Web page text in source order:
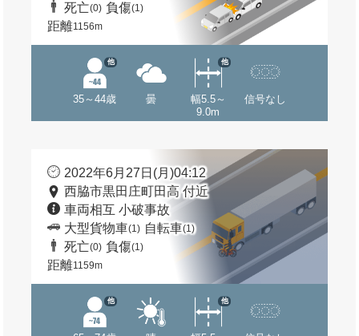
死亡(0) 負傷(1)
距離1156m
35～44歳
他
曇
幅5.5～
9.0m
他
信号なし
2022年6月27日(月)04:12
西脇市黒田庄町田高 付近
車両相互 小破事故
大型貨物車(1) 自転車(1)
死亡(0) 負傷(1)
距離1159m
他 他